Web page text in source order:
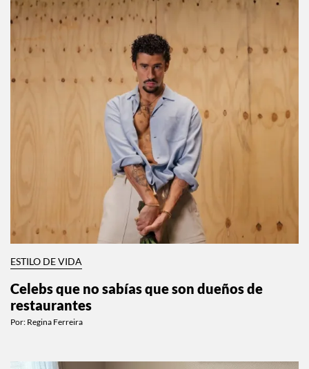
ESTILO DE VIDA
Celebs que no sabías que son dueños de
restaurantes
Por: Regina Ferreira